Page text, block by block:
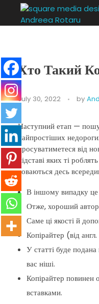
Хто Такий
July 30, 2022 by
Наступний етап —
найпростіших
просуватиметеся від
підставі яких ті
ховаються десь
В іншому випадку це
Отже, хороший
Саме ці якості й
Копірайтер (від
У статті буде
вас ніші.
Копірайтер повинен
вставками.